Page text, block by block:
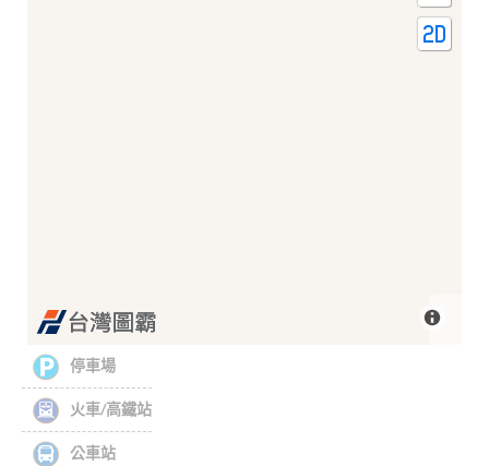
停車場
火車/高鐵站
公車站